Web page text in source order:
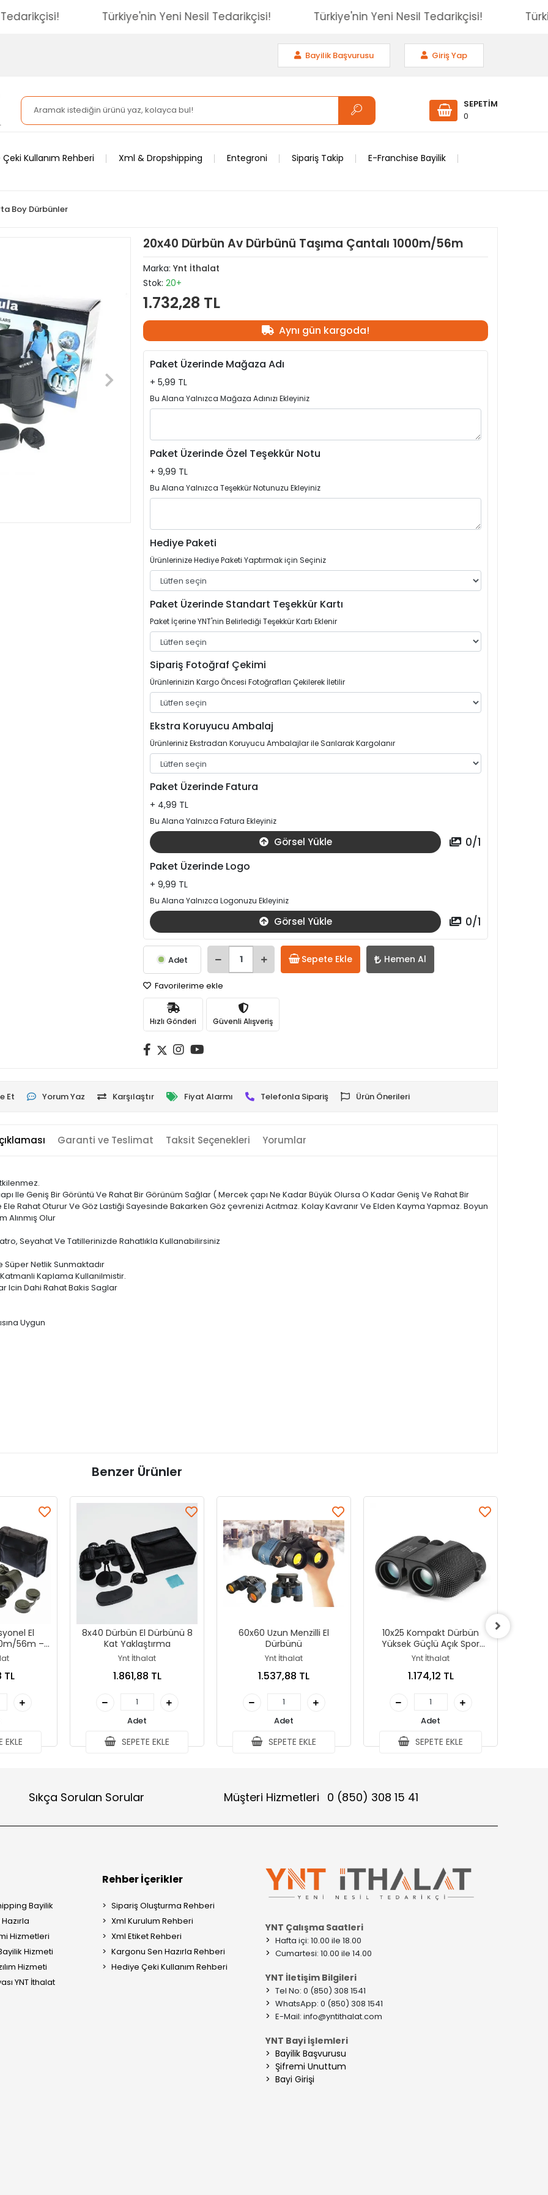
Tedarikçisi! Türkiye'nin Yeni Nesil Tedarikçisi! Türkiye'nin Yeni Nesil Tedarikçisi!
Giriş Yap
Bayilik Başvurusu
SEPETİM
0
Kullanım Rehberi Xml & Dropshipping Entegroni Sipariş Takip E-Franchise Bayilik
Boy Dürbünler
20x40 Dürbün Av Dürbünü Taşıma Çantalı 1000m/56m
Marka: Ynt İthalat
Stok: 20+
1.732,28 TL
Aynı gün kargoda!
Paket Üzerinde Mağaza Adı
+ 5,99 TL
Bu Alana Yalnızca Mağaza Adınızı Ekleyiniz
Paket Üzerinde Özel Teşekkür Notu
+ 9,99 TL
Bu Alana Yalnızca Teşekkür Notunuzu Ekleyiniz
Hediye Paketi
Ürünlerinize Hediye Paketi Yaptırmak için Seçiniz
Paket Üzerinde Standart Teşekkür Kartı
Paket İçerine YNT'nin Belirlediği Teşekkür Kartı Eklenir
Sipariş Fotoğraf Çekimi
Ürünlerinizin Kargo Öncesi Fotoğrafları Çekilerek İletilir
Ekstra Koruyucu Ambalaj
Ürünleriniz Ekstradan Koruyucu Ambalajlar ile Sarılarak Kargolanır
Paket Üzerinde Fatura
+ 4,99 TL
Bu Alana Yalnızca Fatura Ekleyiniz
Görsel Yükle 0/1
Paket Üzerinde Logo
+ 9,99 TL
Bu Alana Yalnızca Logonuzu Ekleyiniz
Görsel Yükle 0/1
Adet Sepete Ekle Hemen Al
Favorilerime ekle
Hızlı Gönderi Güvenli Alışveriş
Et Yorum Yaz Karşılaştır Fiyat Alarmı Telefonla Sipariş Ürün Önerileri
Garanti ve Teslimat Taksit Seçenekleri Yorumlar
Ile Geniş Bir Görüntü Ve Rahat Bir Görünüm Sağlar ( Mercek çapı Ne Kadar Büyük Olursa O Kadar Geniş Ve Rahat Bir
Ele Rahat Oturur Ve Göz Lastiği Sayesinde Bakarken Göz çevrenizi Acıtmaz. Kolay Kavranır Ve Elden Kayma Yapmaz. Boyun
Alınmış Olur
Seyahat Ve Tatillerinizde Rahatlıkla Kullanabilirsiniz
Süper Netlik Sunmaktadır
Kaplama Kullanilmistir.
Icin Dahi Rahat Bakis Saglar
Uygun
Benzer Ürünler
El
56m –
TL
EKLE
8x40 Dürbün El Dürbünü 8
Kat Yaklaştırma
Ynt İthalat
1.861,88 TL
Adet
SEPETE EKLE
60x60 Uzun Menzilli El
Dürbünü
Ynt İthalat
1.537,88 TL
Adet
SEPETE EKLE
10x25 Kompakt Dürbün
Yüksek Güçlü Açık Spor
Teleskop Cep Kapsamı
İçin Hediye
Ynt İthalat
1.174,12 TL
Adet
SEPETE EKLE
Sıkça Sorulan Sorular Müşteri Hizmetleri 0 (850) 308 15 41
Bayilik
Hizmetleri
Hizmeti
Hizmeti
YNT İthalat
Rehber İçerikler
Sipariş Oluşturma Rehberi
Xml Kurulum Rehberi
Xml Etiket Rehberi
Kargonu Sen Hazırla Rehberi
Hediye Çeki Kullanım Rehberi
YNT Çalışma Saatleri
> Hafta içi: 10.00 ile 18.00
> Cumartesi: 10.00 ile 14.00
YNT İletişim Bilgileri
> Tel No: 0 (850) 308 1541
> WhatsApp: 0 (850) 308 1541
> E-Mail: info@yntithalat.com
YNT Bayi İşlemleri
> Bayilik Başvurusu
> Şifremi Unuttum
> Bayi Girişi